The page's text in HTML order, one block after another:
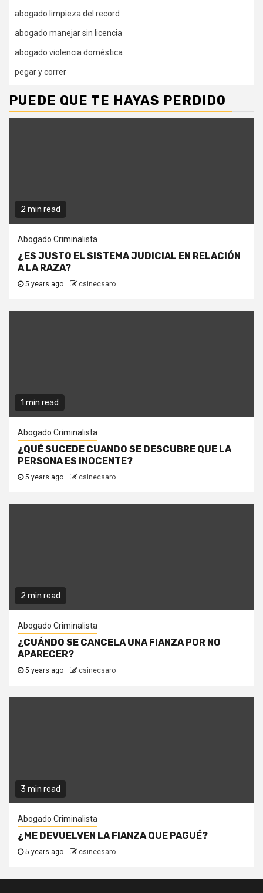
abogado limpieza del record
abogado manejar sin licencia
abogado violencia doméstica
pegar y correr
PUEDE QUE TE HAYAS PERDIDO
2 min read
Abogado Criminalista
¿ES JUSTO EL SISTEMA JUDICIAL EN RELACIÓN
A LA RAZA?
5 years ago csinecsaro
1 min read
Abogado Criminalista
¿QUÉ SUCEDE CUANDO SE DESCUBRE QUE LA
PERSONA ES INOCENTE?
5 years ago csinecsaro
2 min read
Abogado Criminalista
¿CUÁNDO SE CANCELA UNA FIANZA POR NO
APARECER?
5 years ago csinecsaro
3 min read
Abogado Criminalista
¿ME DEVUELVEN LA FIANZA QUE PAGUÉ?
5 years ago csinecsaro